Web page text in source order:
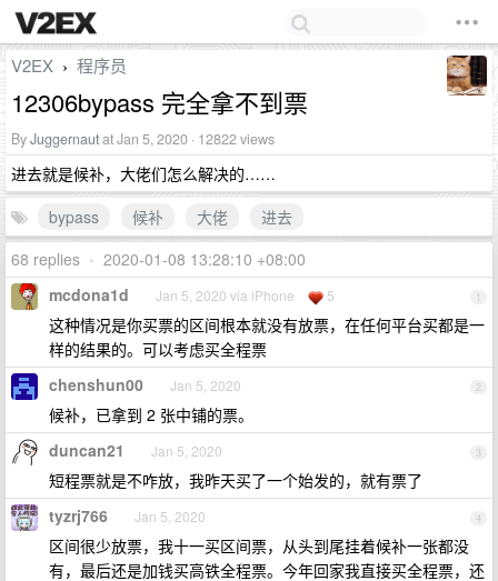
V2EX › 程序员
12306bypass 完全拿不到票
ByJuggernautat Jan 5, 2020 · 12822 views
进去就是候补，大佬们怎么解决的……
bypass
候补 大佬
进去
68 replies • 2020-01-08 13:28:10 +08:00
1
mcdona1d Jan 5, 2020 via iPhone 5
这种情况是你买票的区间根本就没有放票，在任何平台买都是一
样的结果的。可以考虑买全程票
2
chenshun00 Jan 5, 2020
候补，已拿到 2 张中铺的票。
3
duncan21 Jan 5, 2020
短程票就是不咋放，我昨天买了一个始发的，就有票了
4
tyzrj766 Jan 5, 2020
区间很少放票，我十一买区间票，从头到尾挂着候补一张都没
有，最后还是加钱买高铁全程票。今年回家我直接买全程票，还